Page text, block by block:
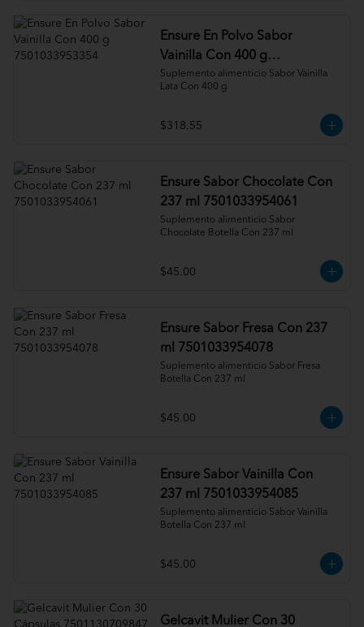
Ensure En Polvo Sabor
Vainilla Con 400 g
7501033953354
Suplemento alimenticio Sabor Vainilla
Lata Con 400 g
$318.55
Ensure Sabor Chocolate Con
237 ml 7501033954061
Suplemento alimenticio Sabor
Chocolate Botella Con 237 ml
$45.00
Ensure Sabor Fresa Con 237
ml 7501033954078
Suplemento alimenticio Sabor Fresa
Botella Con 237 ml
$45.00
Ensure Sabor Vainilla Con
237 ml 7501033954085
Suplemento alimenticio Sabor Vainilla
Botella Con 237 ml
$45.00
Gelcavit Mulier Con 30